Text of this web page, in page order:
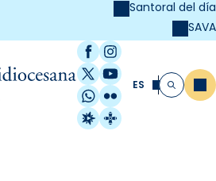
Santoral del día
SAVA
Facebook
Instagram
X / Twitter
YouTube
WhatsApp
Flickr
Radio Estel
Catalunya
ES Buscar